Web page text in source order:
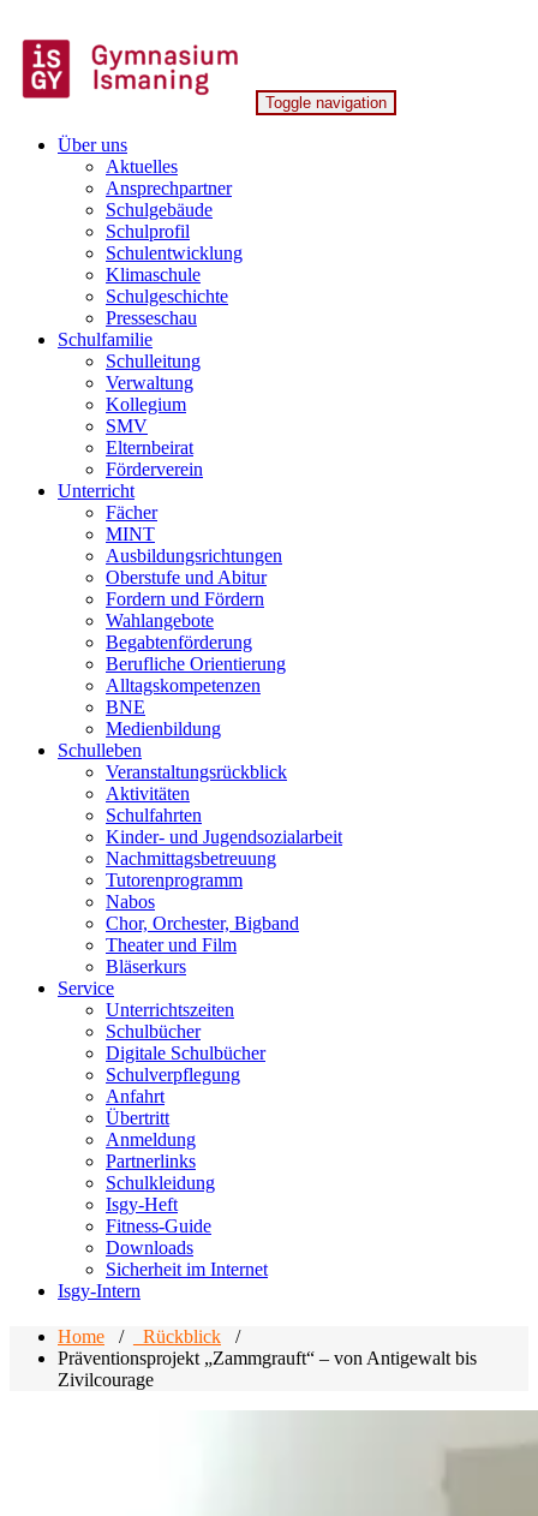
to
content
Gymnasium Ismaning
Toggle navigation
Über uns
Aktuelles
Ansprechpartner
Schulgebäude
Schulprofil
Schulentwicklung
Klimaschule
Schulgeschichte
Presseschau
Schulfamilie
Schulleitung
Verwaltung
Kollegium
SMV
Elternbeirat
Förderverein
Unterricht
Fächer
MINT
Ausbildungsrichtungen
Oberstufe und Abitur
Fordern und Fördern
Wahlangebote
Begabtenförderung
Berufliche Orientierung
Alltagskompetenzen
BNE
Medienbildung
Schulleben
Veranstaltungsrückblick
Aktivitäten
Schulfahrten
Kinder- und Jugendsozialarbeit
Nachmittagsbetreuung
Tutorenprogramm
Nabos
Chor, Orchester, Bigband
Theater und Film
Bläserkurs
Service
Unterrichtszeiten
Schulbücher
Digitale Schulbücher
Schulverpflegung
Anfahrt
Übertritt
Anmeldung
Partnerlinks
Schulkleidung
Isgy-Heft
Fitness-Guide
Downloads
Sicherheit im Internet
Isgy-Intern
Home / _Rückblick /
Präventionsprojekt „Zammgrauft“ – von Antigewalt bis
Zivilcourage